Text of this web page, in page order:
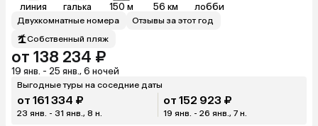
линия галька 150 м 56 км лобби
Двухкомнатные номера
Отзывы за этот год
Собственный пляж
от 138 234 ₽
19 янв. - 25 янв., 6 ночей
Выгодные туры на соседние даты
от 161 334 ₽
23 янв. - 31 янв., 8 н.
от 152 923 ₽
19 янв. - 26 янв., 7 н.